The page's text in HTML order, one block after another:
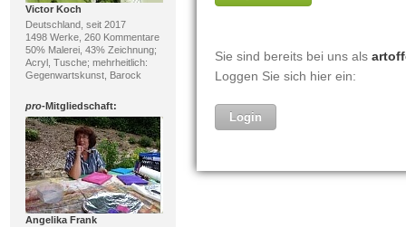
Victor Koch
Deutschland, seit 2017
1498 Werke, 260 Kommentare
50% Malerei, 43% Zeichnung;
Acryl, Tusche; mehrheitlich:
Gegenwartskunst, Barock
pro-Mitgliedschaft:
Angelika Frank